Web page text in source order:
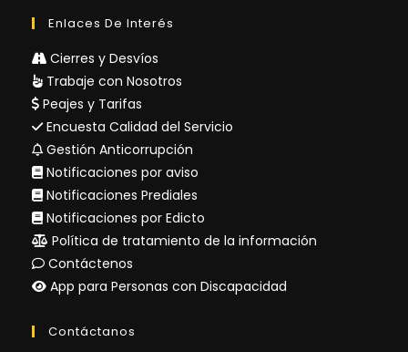
Enlaces De Interés
Cierres y Desvíos
Trabaje con Nosotros
Peajes y Tarifas
Encuesta Calidad del Servicio
Gestión Anticorrupción
Notificaciones por aviso
Notificaciones Prediales
Notificaciones por Edicto
Política de tratamiento de la información
Contáctenos
App para Personas con Discapacidad
Contáctanos